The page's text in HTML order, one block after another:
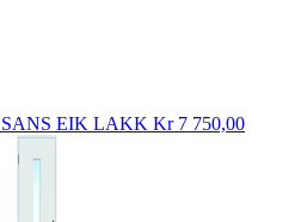
SANS EIK LAKK Kr 7 750,00